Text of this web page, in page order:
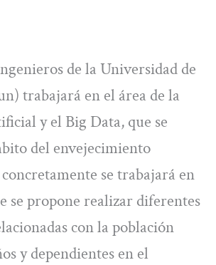
de la Universidad de
trabajará en el área de la
y el Big Data, que se
del envejecimiento
se trabajará en
se propone realizar diferentes
con la población
y dependientes en el